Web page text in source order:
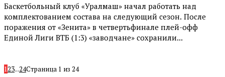
Баскетбольный клуб «Уралмаш» начал работать над
комплектованием состава на следующий сезон. После
поражения от «Зенита» в четвертьфинале плей-офф
Единой Лиги ВТБ (1:3) «заводчане» сохранили...
123...24Страница 1 из 24